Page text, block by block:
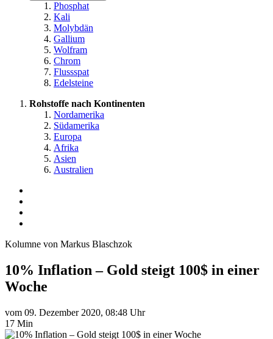
Phosphat
Kali
Molybdän
Gallium
Wolfram
Chrom
Flussspat
Edelsteine
Rohstoffe nach Kontinenten
Nordamerika
Südamerika
Europa
Afrika
Asien
Australien
Kolumne von Markus Blaschzok
10% Inflation – Gold steigt 100$ in einer
Woche
vom 09. Dezember 2020, 08:48 Uhr
17 Min